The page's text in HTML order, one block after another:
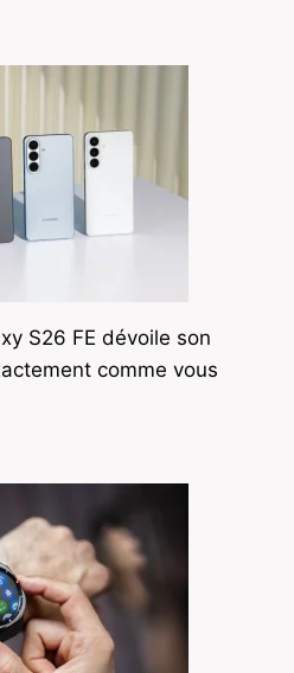
S26 FE dévoile son
comme vous